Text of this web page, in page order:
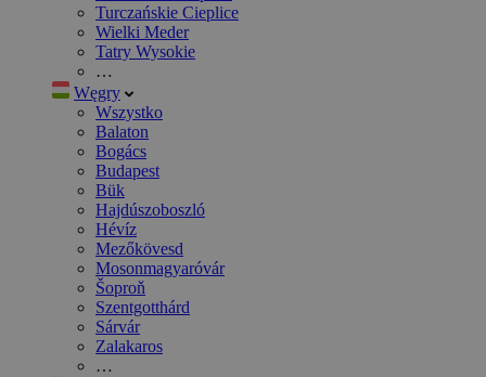
Turczańskie Cieplice
Wielki Meder
Tatry Wysokie
…
Węgry
Wszystko
Balaton
Bogács
Budapest
Bük
Hajdúszoboszló
Hévíz
Mezőkövesd
Mosonmagyaróvár
Šoproň
Szentgotthárd
Sárvár
Zalakaros
…